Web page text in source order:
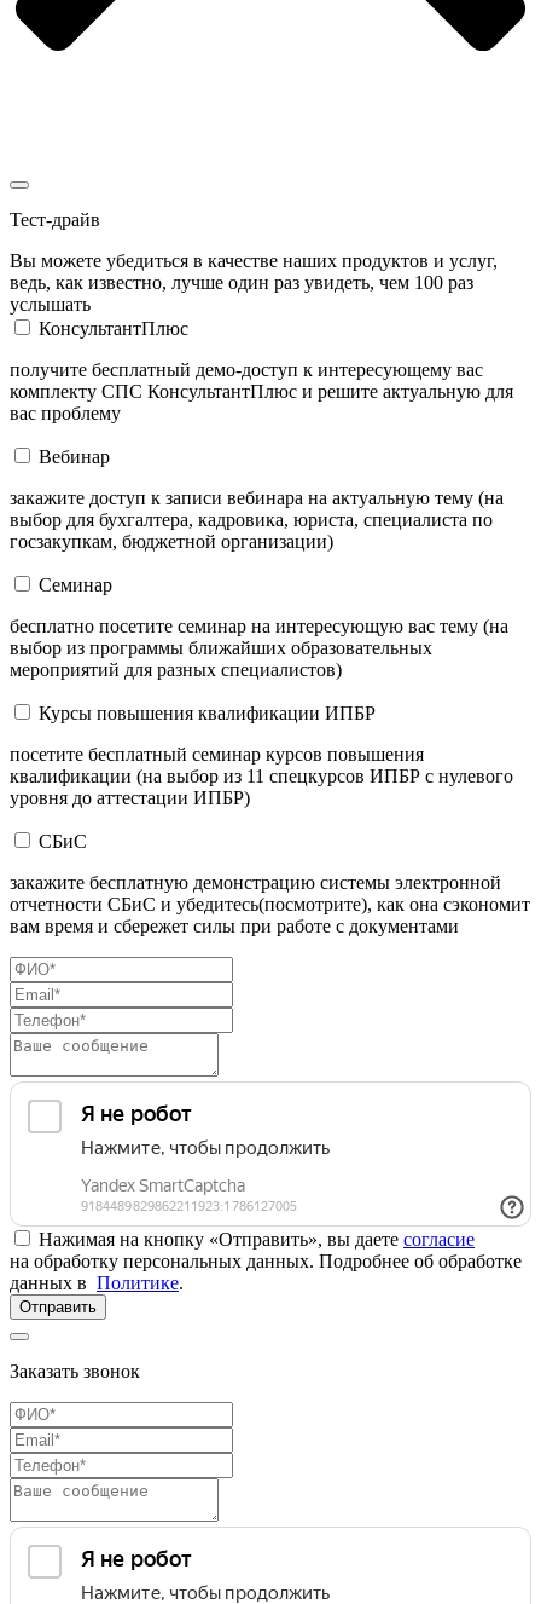
Тест-драйв
Вы можете убедиться в качестве наших продуктов и услуг,
ведь, как известно, лучше один раз увидеть, чем 100 раз
услышать
КонсультантПлюс
получите бесплатный демо-доступ к интересующему вас
комплекту СПС КонсультантПлюс и решите актуальную для
вас проблему
Вебинар
закажите доступ к записи вебинара на актуальную тему (на
выбор для бухгалтера, кадровика, юриста, специалиста по
госзакупкам, бюджетной организации)
Семинар
бесплатно посетите семинар на интересующую вас тему (на
выбор из программы ближайших образовательных
мероприятий для разных специалистов)
Курсы повышения квалификации ИПБР
посетите бесплатный семинар курсов повышения
квалификации (на выбор из 11 спецкурсов ИПБР с нулевого
уровня до аттестации ИПБР)
СБиС
закажите бесплатную демонстрацию системы электронной
отчетности СБиС и убедитесь(посмотрите), как она сэкономит
вам время и сбережет силы при работе с документами
Нажимая на кнопку «Отправить», вы даете согласие
на обработку персональных данных. Подробнее об обработке
данных в Политике.
Отправить
Заказать звонок